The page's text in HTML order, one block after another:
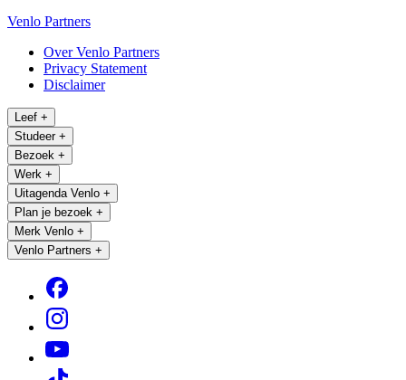
Venlo Partners
Over Venlo Partners
Privacy Statement
Disclaimer
Leef +
Studeer +
Bezoek +
Werk +
Uitagenda Venlo +
Plan je bezoek +
Merk Venlo +
Venlo Partners +